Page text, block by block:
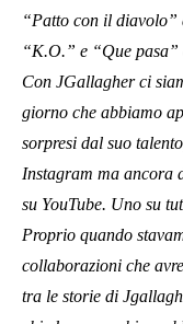
“Patto con il diavolo”
“K.O.” e “Que pasa”
Con JGallagher ci
giorno che abbiamo
sorpresi dal suo
Instagram ma ancora
su YouTube. Uno su
Proprio quando
collaborazioni che
tra le storie di